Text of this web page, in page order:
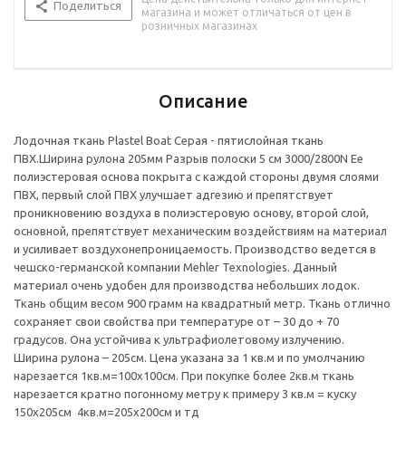
умолчанию нарезается 1кв.м=100х100см. При покупке более
Поделиться
магазина и может отличаться от цен в
розничных магазинах
Описание
Лодочная ткань Plastel Boat Серая - пятислойная ткань
ПВХ.Ширина рулона 205мм Разрыв полоски 5 см 3000/2800N Ее
полиэстеровая основа покрыта с каждой стороны двумя слоями
ПВХ, первый слой ПВХ улучшает адгезию и препятствует
проникновению воздуха в полиэстеровую основу, второй слой,
основной, препятствует механическим воздействиям на материал
и усиливает воздухонепроницаемость. Производство ведется в
чешско-германской компании Mehler Texnologies. Данный
материал очень удобен для производства небольших лодок.
Ткань общим весом 900 грамм на квадратный метр. Ткань отлично
сохраняет свои свойства при температуре от – 30 до + 70
градусов. Она устойчива к ультрафиолетовому излучению.
Ширина рулона – 205см. Цена указана за 1 кв.м и по умолчанию
нарезается 1кв.м=100х100см. При покупке более 2кв.м ткань
нарезается кратно погонному метру к примеру 3 кв.м = куску
150х205см 4кв.м=205х200см и тд